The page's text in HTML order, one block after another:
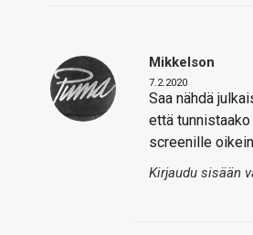
Mikkelson
7.2.2020
Saa nähdä
että
screenille
Kirjaudu sisään